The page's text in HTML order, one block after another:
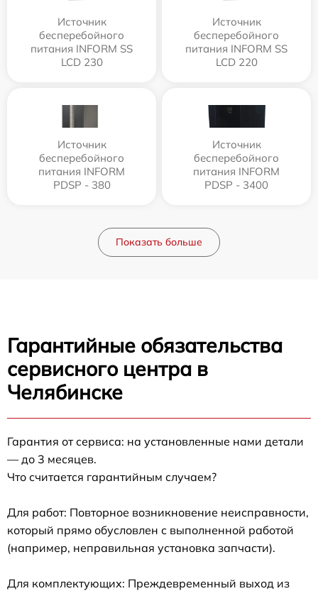
Источник
бесперебойного
питания INFORM SS
LCD 230
Источник
бесперебойного
питания INFORM SS
LCD 220
Источник
бесперебойного
питания INFORM
PDSP - 380
Источник
бесперебойного
питания INFORM
PDSP - 3400
Показать больше
Гарантийные обязательства
сервисного центра в
Челябинске
Гарантия от сервиса: на установленные нами детали
— до 3 месяцев.
Что считается гарантийным случаем?
Для работ: Повторное возникновение неисправности,
который прямо обусловлен с выполненной работой
(например, неправильная установка запчасти).
Для комплектующих: Преждевременный выход из